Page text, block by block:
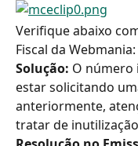
Verifique abaixo
Fiscal da Webmania:
Solução: O número
estar solicitando
anteriormente,
tratar de